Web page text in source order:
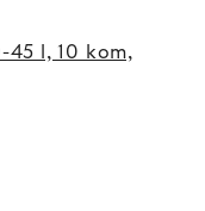
45 l, 10 kom,